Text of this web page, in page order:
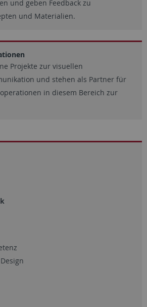
und geben Feedback zu
und Materialien.
Projekte zur visuellen
und stehen als Partner für
in diesem Bereich zur